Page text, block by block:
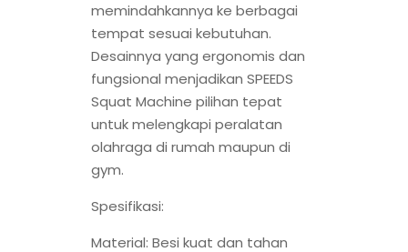
memindahkannya ke berbagai
tempat sesuai kebutuhan.
Desainnya yang ergonomis dan
fungsional menjadikan SPEEDS
Squat Machine pilihan tepat
untuk melengkapi peralatan
olahraga di rumah maupun di
gym.
Spesifikasi:
Material: Besi kuat dan tahan